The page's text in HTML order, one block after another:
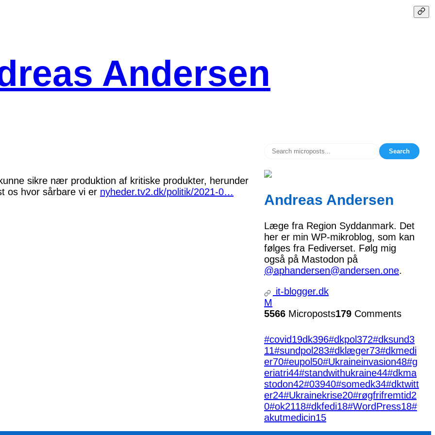
Andersen
sikre nær produktion af kritiske produkter, herunder
os hvor sårbare vi er nyheder.tv2.dk/politik/2021-0…
Search
Andreas Andersen
Læge fra Region Syddanmark. Det
her er min WP-mikroblog, som kan
følges fra Fediverset. Følg mig
også på Mastodon på
@aphandersen@andersen.one.
it-blogger.dk
M
5566 Microposts179 Comments
#covid19dk396#dkpol372#dksund3
11#sundpol 283#dklæger73#dkmedi
er70#eupol 50#Ukraineinvasion48#g
eriatri44#standwithukraine44#dkma
stodon42#03940#somedk34#dktwitt
er24#Ukrainekrise20#røgfrifremtid2
0#ok2118#dkfedi18#WordPress18#
akutmedicin15